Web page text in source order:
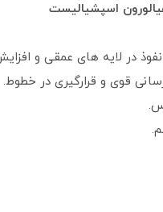
اسپشیالیست
در لایه های عمقی و
قوی و قرارگیری در خطوط.